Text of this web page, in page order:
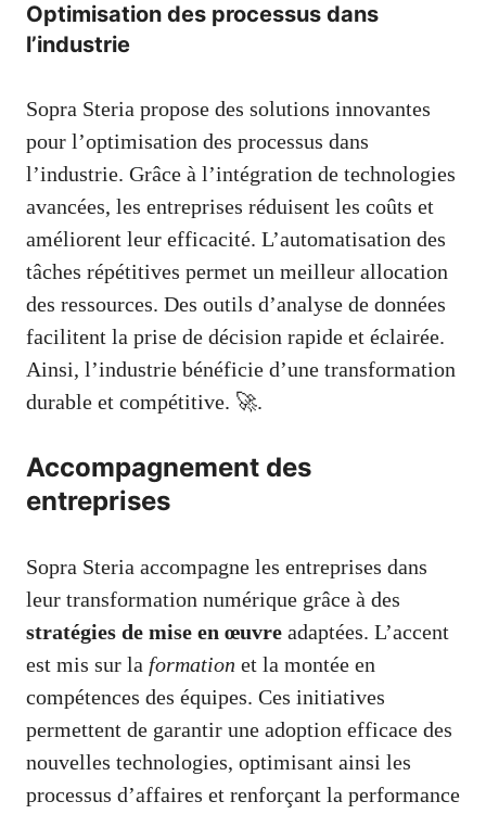
Optimisation des processus dans
l’industrie
Sopra Steria propose des solutions innovantes
pour l’optimisation des processus dans
l’industrie. Grâce à l’intégration de technologies
avancées, les entreprises réduisent les coûts et
améliorent leur efficacité. L’automatisation des
tâches répétitives permet un meilleur allocation
des ressources. Des outils d’analyse de données
facilitent la prise de décision rapide et éclairée.
Ainsi, l’industrie bénéficie d’une transformation
durable et compétitive. 🚀.
Accompagnement des
entreprises
Sopra Steria accompagne les entreprises dans
leur transformation numérique grâce à des
stratégies de mise en œuvre adaptées. L’accent
est mis sur la formation et la montée en
compétences des équipes. Ces initiatives
permettent de garantir une adoption efficace des
nouvelles technologies, optimisant ainsi les
processus d’affaires et renforçant la performance